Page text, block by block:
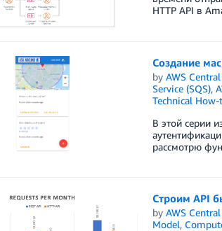
HTTP API в
Создание
by AWS
Service (SQS),
Technical How-
В этой серии
рассмотрю
Строим API
by AWS
Model,